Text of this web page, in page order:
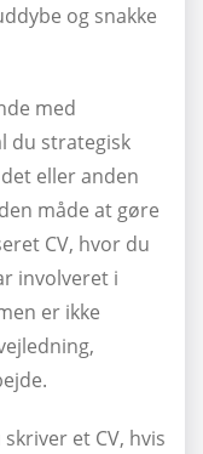
og snakke
med
du strategisk
eller anden
måde at gøre
CV, hvor du
involveret i
er ikke
et CV, hvis